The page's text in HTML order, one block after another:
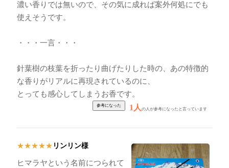
濃い香りでは無いので、その気に成れば案外何処にでも
使えそうです。
・・・一言・・・
針葉樹の枝葉を折ったり曲げたりした時の、あの特徴的
な香りがリアルに再現されているのに、
とっても感心してしまうお香です。
1人の人が参考になったと言っています
★★★★★ リンリン様
ヒマラヤという名前につられて